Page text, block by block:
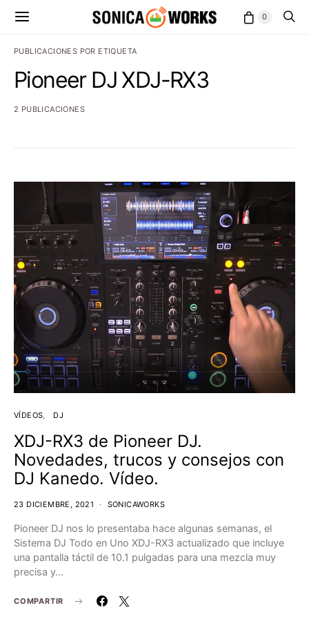
0
PUBLICACIONES POR ETIQUETA
Pioneer DJ XDJ-RX3
2 PUBLICACIONES
VÍDEOS DJ
XDJ-RX3 de Pioneer DJ.
Novedades, trucos y consejos con
DJ Kanedo. Vídeo.
23 DICIEMBRE, 2021 SONICAWORKS
Pioneer DJ nos lo presentaba hace algunas semanas, el
Sistema DJ Todo en Uno XDJ-RX3 actualizado que incluye
una pantalla táctil de 10.1 pulgadas para una mezcla muy
precisa y…
COMPARTIR